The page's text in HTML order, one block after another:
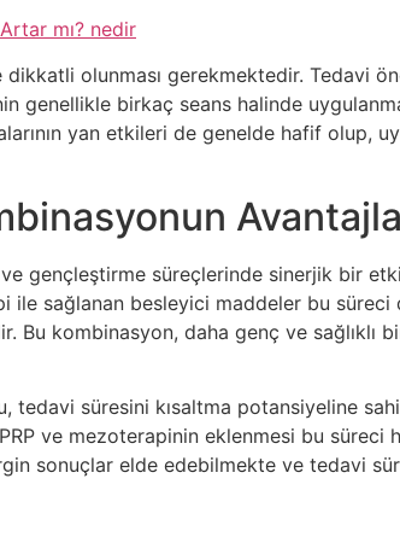
mı? nedir
olunması gerekmektedir. Tedavi
genellikle birkaç seans halinde
yan etkileri de genelde hafif olup,
gençleştirme süreçlerinde sinerjik bir
ile sağlanan besleyici maddeler bu
Bu kombinasyon, daha genç ve sağlıklı
tedavi süresini kısaltma potansiyeline
ve mezoterapinin eklenmesi bu süreci
sonuçlar elde edebilmekte ve tedavi